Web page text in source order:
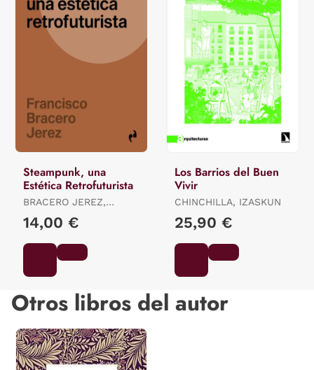
Steampunk, una
Estética Retrofuturista
BRACERO JEREZ,
14,00 €
Los Barrios del Buen
Vivir
CHINCHILLA, IZASKUN
25,90 €
Otros libros del autor